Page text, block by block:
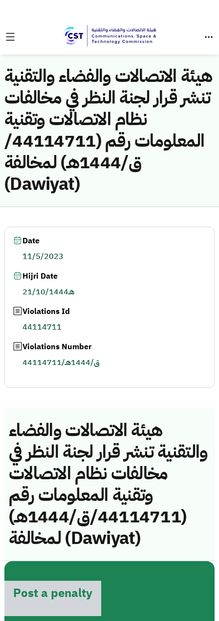
هيئة الاتصالات والفضاء والتقنية
تنشر قرار لجنة النظر في مخالفات
نظام الاتصالات وتقنية
المعلومات رقم (44114711/
ق/1444هـ) لمخالفة
(Dawiyat)
هيئة الاتصالات والفضاء
والتقنية تنشر قرار لجنة النظر في
مخالفات نظام الاتصالات
وتقنية المعلومات رقم
(44114711/ق/1444هـ)
لمخالفة (Dawiyat)
Post a penalty
Date
11/5/2023
Hijri Date
21/10/1444هـ
Violations Id
44114711
Violations Number
44114711/ق/1444هـ